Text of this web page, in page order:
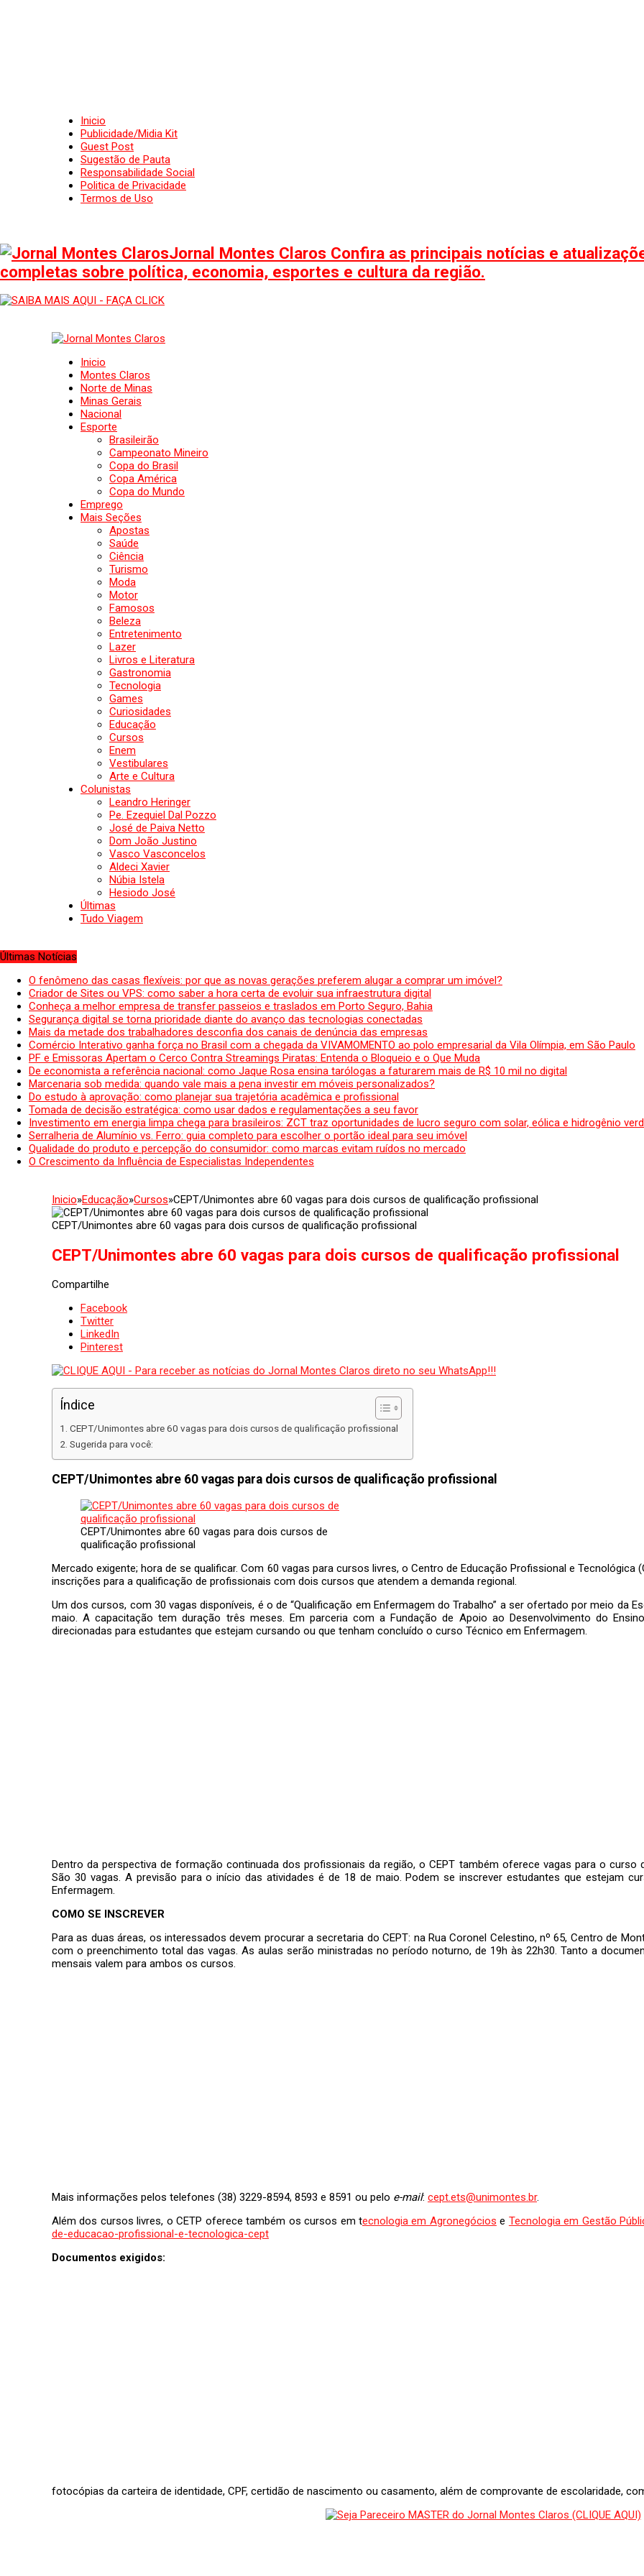
Inicio
Publicidade/Midia Kit
Guest Post
Sugestão de Pauta
Responsabilidade Social
Politica de Privacidade
Termos de Uso
Jornal Montes Claros Confira as principais notícias e
completas sobre política, economia, esportes e cultura da região.
Inicio
Montes Claros
Norte de Minas
Minas Gerais
Nacional
Esporte
Brasileirão
Campeonato Mineiro
Copa do Brasil
Copa América
Copa do Mundo
Emprego
Mais Seções
Apostas
Saúde
Ciência
Turismo
Moda
Motor
Famosos
Beleza
Entretenimento
Lazer
Livros e Literatura
Gastronomia
Tecnologia
Games
Curiosidades
Educação
Cursos
Enem
Vestibulares
Arte e Cultura
Colunistas
Leandro Heringer
Pe. Ezequiel Dal Pozzo
José de Paiva Netto
Dom João Justino
Vasco Vasconcelos
Aldeci Xavier
Núbia Istela
Hesiodo José
Últimas
Tudo Viagem
Últimas Notícias
O fenômeno das casas flexíveis: por que as novas gerações preferem alugar a comprar um imóvel?
Criador de Sites ou VPS: como saber a hora certa de evoluir sua infraestrutura digital
Conheça a melhor empresa de transfer passeios e traslados em Porto Seguro, Bahia
Segurança digital se torna prioridade diante do avanço das tecnologias conectadas
Mais da metade dos trabalhadores desconfia dos canais de denúncia das empresas
Comércio Interativo ganha força no Brasil com a chegada da VIVAMOMENTO ao polo empresarial da Vila Olímpia, em São Paulo
PF e Emissoras Apertam o Cerco Contra Streamings Piratas: Entenda o Bloqueio e o Que Muda
De economista a referência nacional: como Jaque Rosa ensina tarólogas a faturarem mais de R$ 10 mil no digital
Marcenaria sob medida: quando vale mais a pena investir em móveis personalizados?
Do estudo à aprovação: como planejar sua trajetória acadêmica e profissional
Tomada de decisão estratégica: como usar dados e regulamentações a seu favor
Investimento em energia limpa chega para brasileiros: ZCT traz oportunidades de lucro seguro com solar, eólica e hidrogênio
Serralheria de Alumínio vs. Ferro: guia completo para escolher o portão ideal para seu imóvel
Qualidade do produto e percepção do consumidor: como marcas evitam ruídos no mercado
O Crescimento da Influência de Especialistas Independentes
Inicio»Educação»Cursos»CEPT/Unimontes abre 60 vagas para dois cursos de qualificação profissional
CEPT/Unimontes abre 60 vagas para dois cursos de qualificação profissional
CEPT/Unimontes abre 60 vagas para dois cursos de qualificação profissional
Compartilhe
Facebook
Twitter
LinkedIn
Pinterest
Índice
CEPT/Unimontes abre 60 vagas para dois cursos de qualificação profissional
Sugerida para você:
CEPT/Unimontes abre 60 vagas para dois cursos de qualificação profissional
CEPT/Unimontes abre 60 vagas para dois cursos de
qualificação profissional
Mercado exigente; hora de se qualificar. Com 60 vagas para cursos livres, o Centro de Educação Profissional e Tecnológica
inscrições para a qualificação de profissionais com dois cursos que atendem a demanda regional.
Um dos cursos, com 30 vagas disponíveis, é o de “Qualificação em Enfermagem do Trabalho” a ser ofertado por meio da
maio. A capacitação tem duração três meses. Em parceria com a Fundação de Apoio ao Desenvolvimento do
direcionadas para estudantes que estejam cursando ou que tenham concluído o curso Técnico em Enfermagem.
Dentro da perspectiva de formação continuada dos profissionais da região, o CEPT também oferece vagas para o curso
São 30 vagas. A previsão para o início das atividades é de 18 de maio. Podem se inscrever estudantes que estejam
Enfermagem.
COMO SE INSCREVER
Para as duas áreas, os interessados devem procurar a secretaria do CEPT: na Rua Coronel Celestino, nº 65, Centro de
com o preenchimento total das vagas. As aulas serão ministradas no período noturno, de 19h às 22h30. Tanto a
mensais valem para ambos os cursos.
Mais informações pelos telefones (38) 3229-8594, 8593 e 8591 ou pelo e-mail: cept.ets@unimontes.br.
Além dos cursos livres, o CETP oferece também os cursos em tecnologia em Agronegócios e Tecnologia em Gestão
de-educacao-profissional-e-tecnologica-cept
Documentos exigidos:
fotocópias da carteira de identidade, CPF, certidão de nascimento ou casamento, além de comprovante de escolaridade,